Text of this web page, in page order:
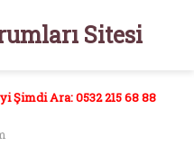
Sitesi
Şimdi Ara: 0532 215 68 88